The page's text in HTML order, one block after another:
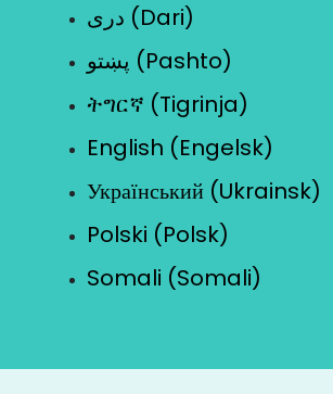
دری (Dari)
پښتو (Pashto)
ትግርኛ (Tigrinja)
English (Engelsk)
Український (Ukrainsk)
Polski (Polsk)
Somali (Somali)